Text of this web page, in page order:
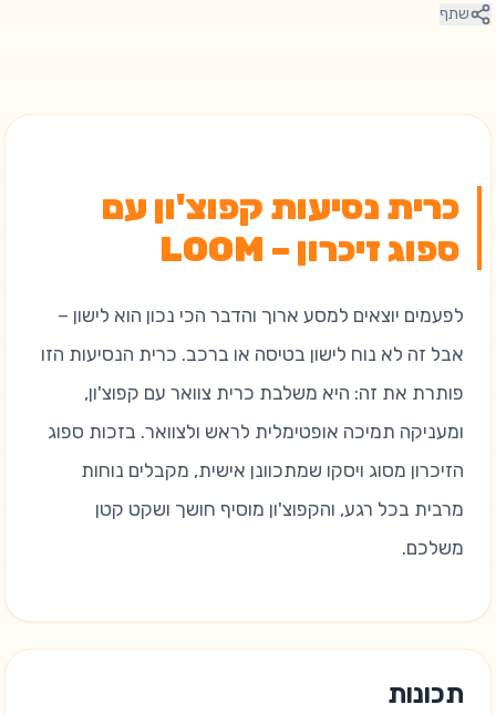
שתף
כרית נסיעות קפוצ'ון עם
ספוג זיכרון – LOOM
לפעמים יוצאים למסע ארוך והדבר הכי נכון הוא לישון –
אבל זה לא נוח לישון בטיסה או ברכב. כרית הנסיעות הזו
פותרת את זה: היא משלבת כרית צוואר עם קפוצ'ון,
ומעניקה תמיכה אופטימלית לראש ולצוואר. בזכות ספוג
הזיכרון מסוג ויסקו שמתכוונן אישית, מקבלים נוחות
מרבית בכל רגע, והקפוצ'ון מוסיף חושך ושקט קטן
משלכם.
תכונות